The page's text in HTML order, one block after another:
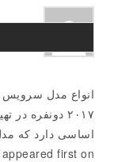
۲۰۱۷ دونفره
appeared first on .انواع مدل سرویس خواب ۲۰۱۷ دونفره